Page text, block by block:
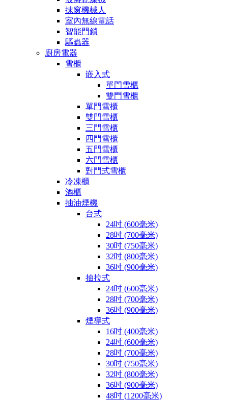
抹窗機械人
室內無線電話
智能門鎖
驅蟲器
廚房電器
雪櫃
嵌入式
單門雪櫃
雙門雪櫃
單門雪櫃
雙門雪櫃
三門雪櫃
四門雪櫃
五門雪櫃
六門雪櫃
對門式雪櫃
冷凍櫃
酒櫃
抽油煙機
台式
24吋 (600毫米)
28吋 (700毫米)
30吋 (750毫米)
32吋 (800毫米)
36吋 (900毫米)
抽拉式
24吋 (600毫米)
28吋 (700毫米)
36吋 (900毫米)
煙導式
16吋 (400毫米)
24吋 (600毫米)
28吋 (700毫米)
30吋 (750毫米)
32吋 (800毫米)
36吋 (900毫米)
48吋 (1200毫米)